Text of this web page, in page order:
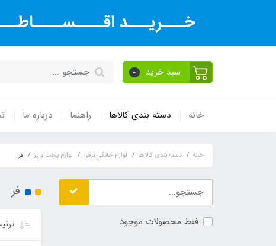
خـــریـــد
سبد خرید 0
خانه دسته بندی کالاها راهنما درباره ما
خانه دسته بندی کالاها لوازم خانگی برقی لوازم پخت و پز فر
فقط محصولات موجود
فر